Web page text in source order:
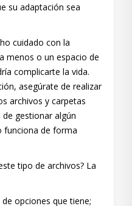
su adaptación sea
cuidado con la
menos o un espacio de
complicarte la vida.
asegúrate de realizar
archivos y carpetas
gestionar algún
funciona de forma
tipo de archivos? La
opciones que tiene;